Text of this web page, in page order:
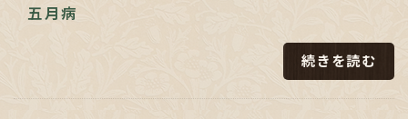
五月病
続きを読む